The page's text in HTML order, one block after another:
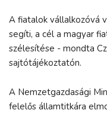
A fiatalok vállalkozóvá
segíti, a cél a magyar
szélesítése - mondta
sajtótájékoztatón.
A Nemzetgazdasági
felelős államtitkára